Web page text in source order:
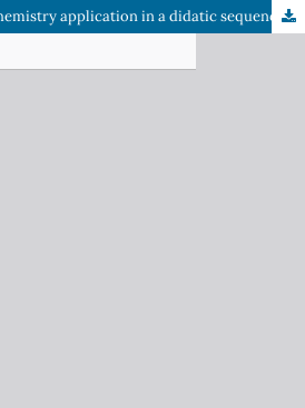
The integration of a chemistry application in a didatic sequence in the light of David Ausubel's principles